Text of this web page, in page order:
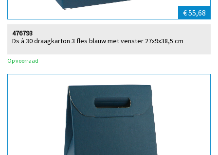
€ 55,68
Ds à 30 draagkarton 3 fles blauw met venster 27x9x38,5 cm
476793
Op voorraad